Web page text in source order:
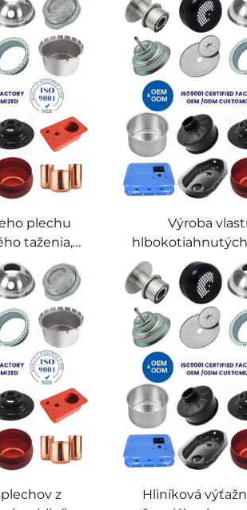
diely
taženia, služba
taženia z
plechu
taženia,
z plechu,
taženia a
Výroba
dielov z plechu,
a spracovanie
plechu
z
Hliníková